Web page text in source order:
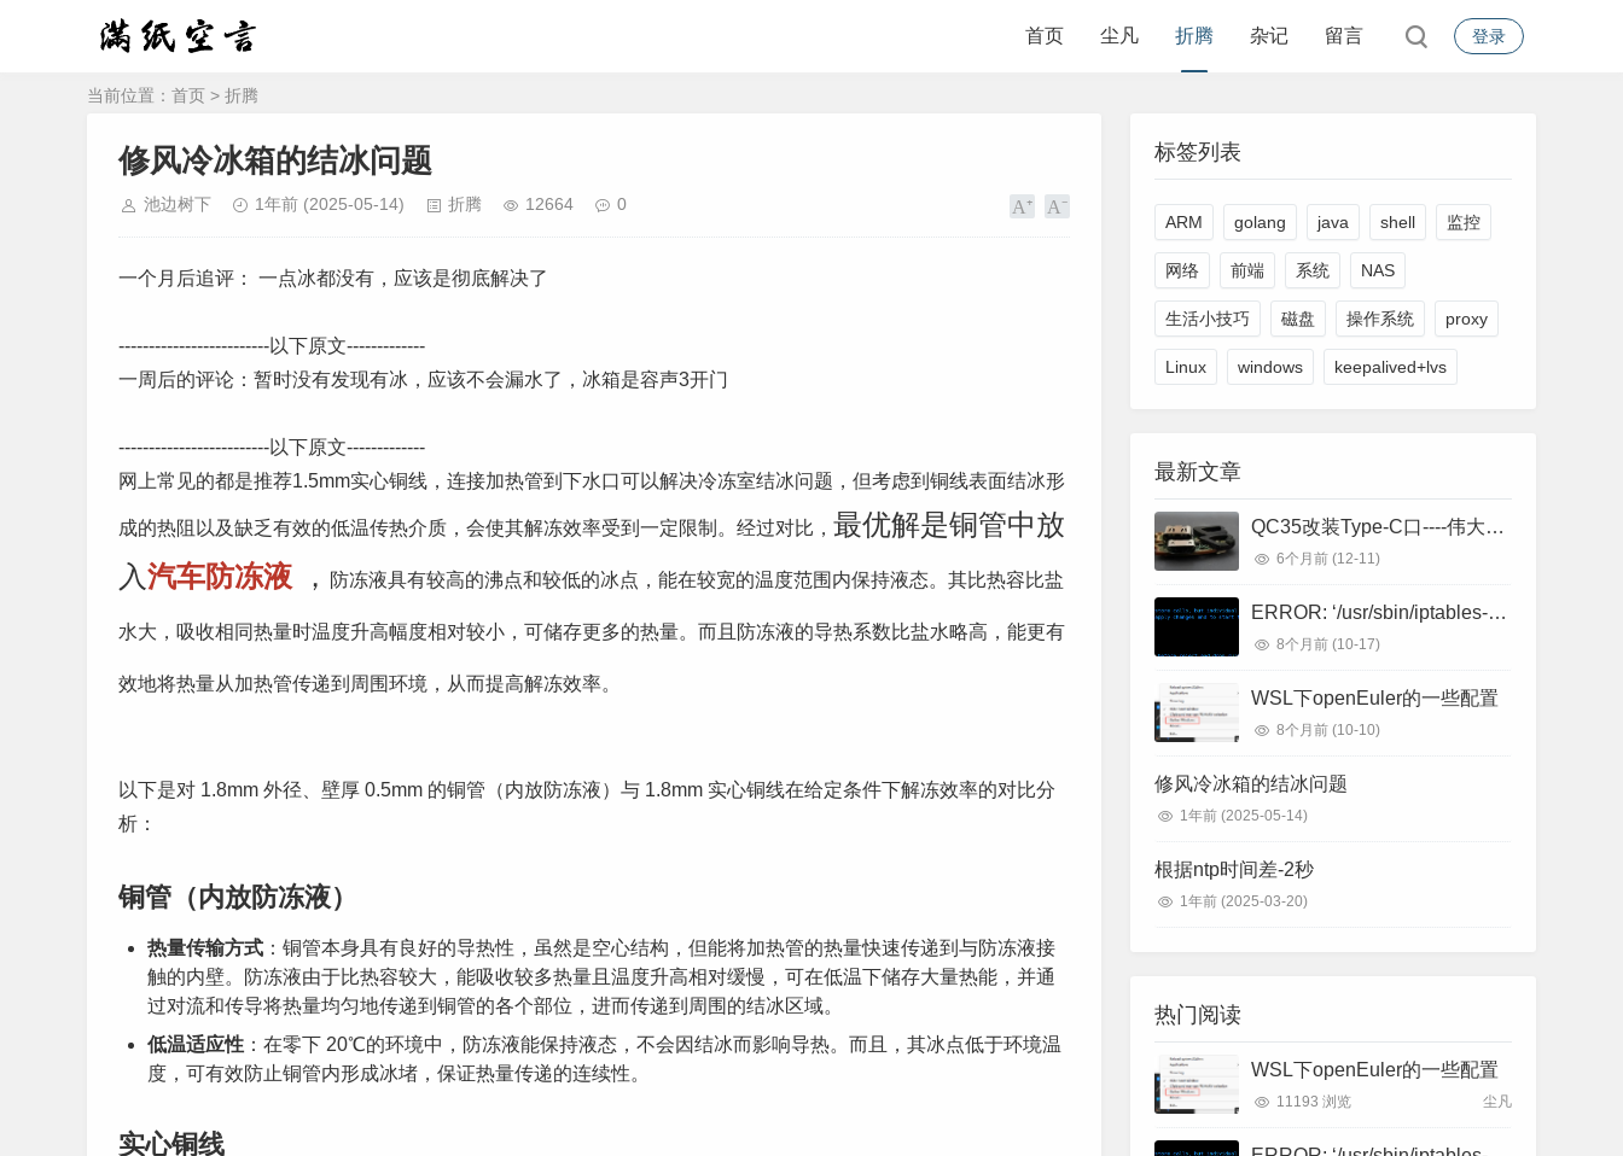
登录
首页 尘凡 折腾 杂记 留言
当前位置： 首页 > 折腾
修风冷冰箱的结冰问题
池边树下 1年前 (2025-05-14) 折腾 12664 0
一个月后追评： 一点冰都没有，应该是彻底解决了
-------------------------以下原文-------------
一周后的评论：暂时没有发现有冰，应该不会漏水了，冰箱是容声3开门
-------------------------以下原文-------------
网上常见的都是推荐1.5mm实心铜线，连接加热管到下水口可以解决冷冻室结冰问题，但考虑到铜线表面结冰形
成的热阻以及缺乏有效的低温传热介质，会使其解冻效率受到一定限制。经过对比， 最优解是铜管中放
入汽车防冻液 ， 防冻液具有较高的沸点和较低的冰点，能在较宽的温度范围内保持液态。其比热容比盐
水大，吸收相同热量时温度升高幅度相对较小，可储存更多的热量。而且防冻液的导热系数比盐水略高，能更有
效地将热量从加热管传递到周围环境，从而提高解冻效率。
以下是对 1.8mm 外径、壁厚 0.5mm 的铜管（内放防冻液）与 1.8mm 实心铜线在给定条件下解冻效率的对比分
析：
铜管（内放防冻液）
热量传输方式 ：铜管本身具有良好的导热性，虽然是空心结构，但能将加热管的热量快速传递到与防冻液接
触的内壁。防冻液由于比热容较大，能吸收较多热量且温度升高相对缓慢，可在低温下储存大量热能，并通
过对流和传导将热量均匀地传递到铜管的各个部位，进而传递到周围的结冰区域。
低温适应性 ：在零下 20℃的环境中，防冻液能保持液态，不会因结冰而影响导热。而且，其冰点低于环境温
度，可有效防止铜管内形成冰堵，保证热量传递的连续性。
实心铜线
标签列表
ARM golang java shell 监控
网络 前端 系统 NAS
生活小技巧 磁盘 操作系统 proxy
Linux windows keepalived+lvs
最新文章
QC35改装Type-C口----伟大的人类们
6个月前 (12-11)
ERROR: ‘/usr/sbin/iptables-restore -w -n‘ failed: iptables-restore v1.8.2 (nf_tables)
8个月前 (10-17)
WSL下openEuler的一些配置
8个月前 (10-10)
修风冷冰箱的结冰问题
1年前 (2025-05-14)
根据ntp时间差-2秒
1年前 (2025-03-20)
热门阅读
WSL下openEuler的一些配置
11193 浏览 尘凡